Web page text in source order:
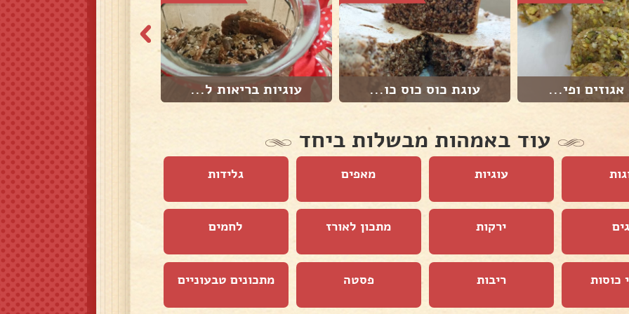
ופי... עוגת כוס כוס כו... עוגיות בריאות ל...
עוד באמהות מבשלות ביחד
עוגיות מאפים גלידות
ירקות מתכון לאורז לחמים
כוסות ריבות פסטה מתכונים טבעוניים